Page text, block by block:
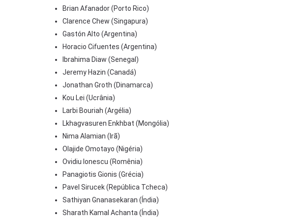
Brian Afanador (Porto Rico)
Clarence Chew (Singapura)
Gastón Alto (Argentina)
Horacio Cifuentes (Argentina)
Ibrahima Diaw (Senegal)
Jeremy Hazin (Canadá)
Jonathan Groth (Dinamarca)
Kou Lei (Ucrânia)
Larbi Bouriah (Argélia)
Lkhagvasuren Enkhbat (Mongólia)
Nima Alamian (Irã)
Olajide Omotayo (Nigéria)
Ovidiu Ionescu (Romênia)
Panagiotis Gionis (Grécia)
Pavel Sirucek (República Tcheca)
Sathiyan Gnanasekaran (Índia)
Sharath Kamal Achanta (Índia)